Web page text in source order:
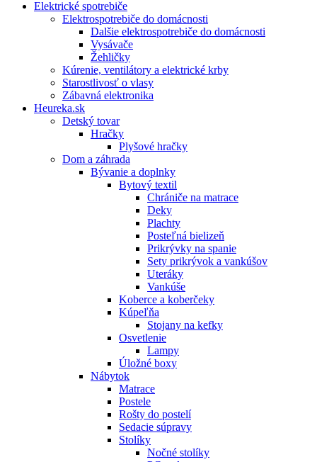
Elektrické spotrebiče
Elektrospotrebiče do domácnosti
Dalšie elektrospotrebiče do domácnosti
Vysávače
Žehličky
Kúrenie, ventilátory a elektrické krby
Starostlivosť o vlasy
Zábavná elektronika
Heureka.sk
Detský tovar
Hračky
Plyšové hračky
Dom a záhrada
Bývanie a doplnky
Bytový textil
Chrániče na matrace
Deky
Plachty
Posteľná bielizeň
Prikrývky na spanie
Sety prikrývok a vankúšov
Uteráky
Vankúše
Koberce a koberčeky
Kúpeľňa
Stojany na kefky
Osvetlenie
Lampy
Úložné boxy
Nábytok
Matrace
Postele
Rošty do postelí
Sedacie súpravy
Stolíky
Nočné stolíky